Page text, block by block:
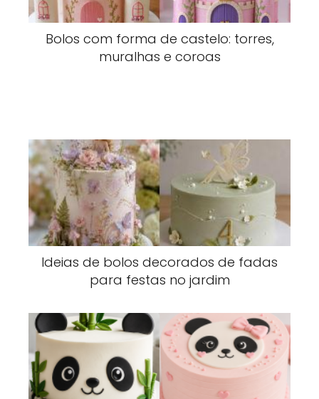
Bolos com forma de castelo: torres,
muralhas e coroas
Ideias de bolos decorados de fadas
para festas no jardim